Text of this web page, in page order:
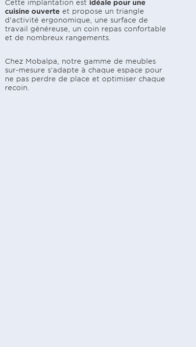
Cette implantation est idéale pour une
cuisine ouverte et propose un triangle
d’activité ergonomique, une surface de
travail généreuse, un coin repas confortable
et de nombreux rangements.
Chez Mobalpa, notre gamme de meubles
sur-mesure s’adapte à chaque espace pour
ne pas perdre de place et optimiser chaque
recoin.